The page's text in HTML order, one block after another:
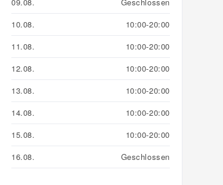
10.08.
10:00-20:00
11.08.
10:00-20:00
12.08.
10:00-20:00
13.08.
10:00-20:00
14.08.
10:00-20:00
15.08.
10:00-20:00
16.08.
Geschlossen